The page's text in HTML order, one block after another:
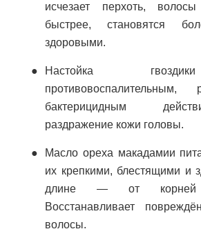
исчезает перхоть,
быстрее, становятся
здоровыми.
Настойка
противовоспалительным,
бактерицидным
раздражение кожи головы.
Масло ореха макадамии
их крепкими, блестящими и
длине — от корней
Восстанавливает
волосы.